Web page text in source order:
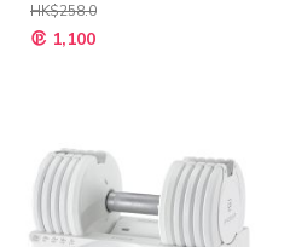
HK$258.0
特
殊 1,100